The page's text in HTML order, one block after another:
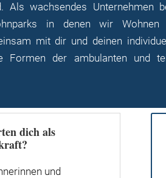
Als wachsendes Unternehmen
in denen wir Wohnen
mit dir und deinen
Formen der ambulanten und
dich als
und